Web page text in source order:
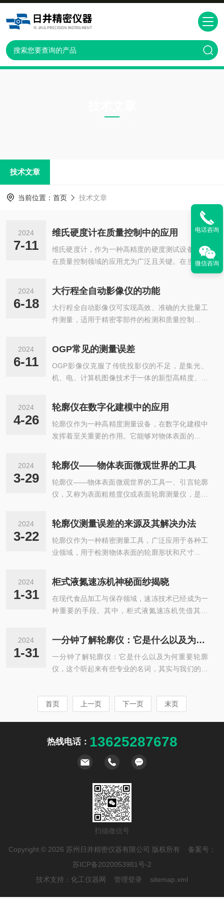
技术文章
当前位置： 首页 技术文章
2024
7-11
维氏硬度计在质量控制中的应用
维氏硬度计，作为一种高精度的硬度测试设备，其
在质量控制领域的应用尤为广泛且关键。在当今科
技迅速发展的时代，工业生产对材料性能的要求越
来越高。硬度作为衡量材料抗变形和抗磨损能力的
重要物理指标，其在材料科学与工业应用中占据了
*的地位。维氏硬度测试的核心在于利用金刚石压
头对被测材料施加一定的力，通过测量压痕的面积
比，它具有明显的优势。它能够覆盖几乎所有类型
广是其他硬度测试方法无法比的。在质量控制领...
2024
6-18
大行程全自动影像仪的功能
大行程全自动影像仪可实现高效、准确的大批量工
件测量，适用于精密零部件的检测和质量控制。在
应用。全自动影像测量仪一种基于机器视觉的人工
智能技术，具有自动边缘提取、自动匹配、自动聚
焦、测量合成、图像合成等功能，具有自动测量去
向、自动测量数控位置、自动学习批量测量、图像
时，基于机器视觉和微米精密控制的自动对焦过程
接触式探头完成坐标测量。在任意放置工件或使...
2024
6-11
OGP常见的测量误差
OGP影像仪克服了传统投影仪的不足，是集光、
机、电、计算机图像技术于一体的新型高精度、高
度与运动操控性能，融合机器视觉软件的设计灵
性，属于当今的光学尺寸检测设备。下面就给大家
总结几种常见的测量误差。OGP影像仪常见的测量
误差：1、偶然误差是指当其他条件都一致时进行
同，而且没有规律可言。类似这种误差是人力所不
误差就是偶然误差，有时候是没办法避免的。2...
2024
4-26
轮廓仪在数字化建模中的应用
轮廓仪作为一种高精度测量设备，在数字化建模中
发挥着至关重要的作用。它能够对物体表面的几何
号，以供后续处理和分析。这种测量方式不仅具有
高精度，还具有非接触性、高效率等特点。在数字
化建模过程中，它的应用主要体现在以下几个方
面：一、三维数据获取能够精确测量物体的三维轮
物体表面进行扫描，轮廓仪可以获取大量的点云数
模型。这种方式相比传统的手工测量或拍照测
量，...
2024
3-29
轮廓仪——物体表面微观世界的工具
轮廓仪——物体表面微观世界的工具一、引言轮廓
仪，又称为表面粗糙度仪或表面轮廓测量仪，是一
器。它在制造业、科研领域以及质量控制方面发挥
着重要作用。通过轮廓仪，我们可以深入了解物体
表面的微观结构，从而优化产品的设计、制造过程
和提升性能。二、轮廓仪简介轮廓仪主要由测量系
统通过精密的传感器(如触针式传感器或光学传感
数据处理系统则负责将这些原始数据转换成我们...
2024
3-22
轮廓仪测量误差的来源及其解决办法
轮廓仪作为一种精密测量工具，广泛应用于各种工
业领域，用于检测物体表面的轮廓形状和尺寸。然
素的影响，导致测量误差的产生。一、测量误差的
来源1.设备本身误差：轮廓仪自身的制造精度、装
配精度以及使用过程中的磨损，都可能导致测量误
差。例如，传感器的不精确、光学系统的失真等都
温度、湿度、振动等环境因素的变化都可能对测量
结构的热胀冷缩，从而影响测量精度。3...
2024
1-31
柜式液氮速冻机神秘面纱揭晓
在现代食品加工与保存领域，速冻技术已经成为一
种重要的手段。其中，柜式液氮速冻机凭借其高
宠。那么，柜式液氮速冻机究竟是何方神圣？它又
是如何工作的呢？接下来，让我们一起揭开它的神
秘面纱。一、柜式液氮速冻机概述柜式液氮速冻机
是一种利用液氮作为冷媒，通过特定的制冷系统对
制系统、柜体等部分组成。制冷系统负责提供冷
量，控制系统则对整个冷冻过程进行精确控制，而
2024
1-31
一分钟了解轮廓仪：它是什么以及为何重要
一分钟了解轮廓仪：它是什么以及为何重要轮廓
仪，这个听起来有些专业的名词，其实与我们的日
的时间来快速了解轮廓仪。轮廓仪是一种用于测量
从而生成物体表面的三维轮廓图像。简单来说，轮
眼无法分辨的形状细节。那么，轮廓仪为何重要
首页 上一页 下一页 末页
热线电话： 13625287678
扫描微信号
Copyright © 2026 苏州日井精密仪器有限公司 版权所有 备案号：
苏ICP备2020053981号-2
技术支持： 化工仪器网 管理登录 sitemap.xml
电话咨询
微信咨询